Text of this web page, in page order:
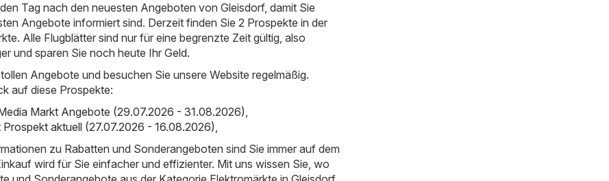
Tag nach den neuesten Angeboten von Gleisdorf, damit Sie
Angebote informiert sind. Derzeit finden Sie 2 Prospekte in der
Alle Flugblätter sind nur für eine begrenzte Zeit gültig, also
und sparen Sie noch heute Ihr Geld.
Angebote und besuchen Sie unsere Website regelmäßig.
auf diese Prospekte:
Markt Angebote (29.07.2026 - 31.08.2026),
aktuell (27.07.2026 - 16.08.2026),
zu Rabatten und Sonderangeboten sind Sie immer auf dem
wird für Sie einfacher und effizienter. Mit uns wissen Sie, wo